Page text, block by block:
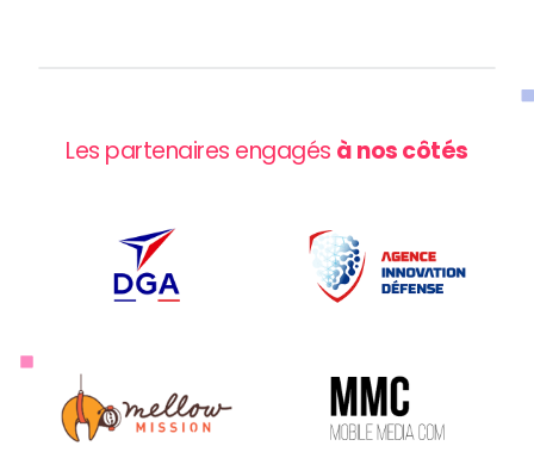
Les partenaires engagés à nos côtés